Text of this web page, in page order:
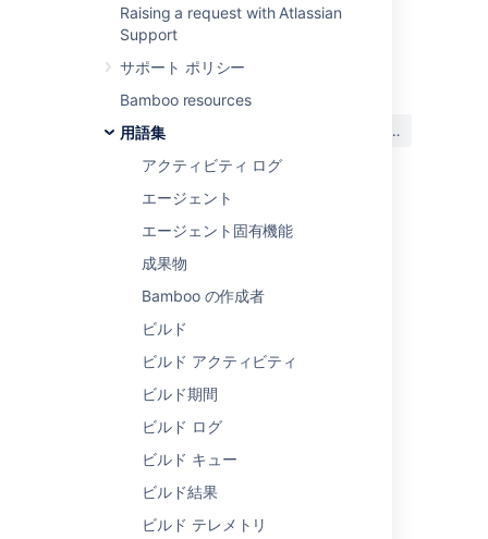
Raising a request with Atlassian
Support
サポート ポリシー
Bamboo resources
用語集
アクティビティ ログ
エージェント
エージェント固有機能
成果物
Bamboo の作成者
ビルド
ビルド アクティビティ
ビルド期間
ビルド ログ
ビルド キュー
ビルド結果
ビルド テレメトリ
いいえ
関連コンテンツ
Managing your elastic agents
Managing your elastic agents
Viewing your elastic agents
Disabling an elastic agent
Disabling an elastic agent
Elastic agent supervisor